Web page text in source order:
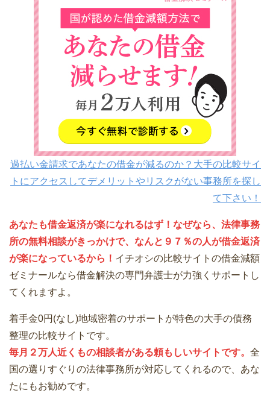
過払い金請求であなたの借金が減るのか？大手の比較サイ
トにアクセスしてデメリットやリスクがない事務所を探し
て下さい！
あなたも借金返済が楽になれるはず！なぜなら、法律事務
所の無料相談がきっかけで、なんと９７％の人が借金返済
が楽になっているから！ イチオシの比較サイトの借金減額
ゼミナールなら借金解決の専門弁護士が力強くサポートし
てくれますよ。
着手金0円(なし)地域密着のサポートが特色の大手の債務
整理の比較サイトです。
毎月２万人近くもの相談者がある頼もしいサイトです。 全
国の選りすぐりの法律事務所が対応してくれるので、あな
たにもお勧めです。